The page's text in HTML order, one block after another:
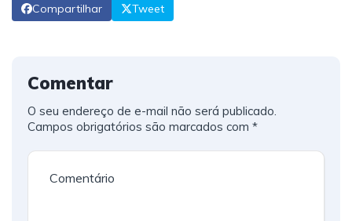
Compartilhar Tweet
Comentar
O seu endereço de e-mail não será publicado.
Campos obrigatórios são marcados com *